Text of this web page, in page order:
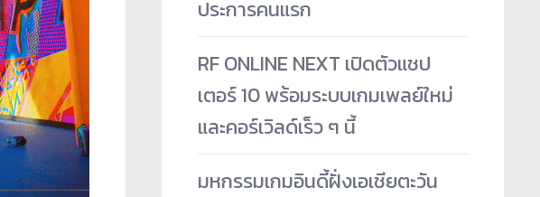
ประการคนแรก
RF ONLINE NEXT เปิดตัวแชป
เตอร์ 10 พร้อมระบบเกมเพลย์ใหม่
และคอร์เวิลด์เร็ว ๆ นี้
มหกรรมเกมอินดี้ฝั่งเอเชียตะวัน